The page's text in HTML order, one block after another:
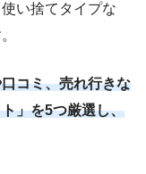
い捨てタイプな
コミ、売れ行きな
」を5つ厳選し、